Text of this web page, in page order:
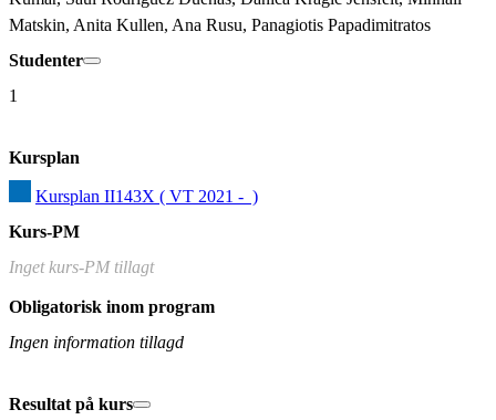
Matskin, Anita Kullen, Ana Rusu, Panagiotis Papadimitratos
Studenter
1
Kursplan
Kursplan II143X ( VT 2021 -  )
Kurs-PM
Inget kurs-PM tillagt
Obligatorisk inom program
Ingen information tillagd
Resultat på kurs